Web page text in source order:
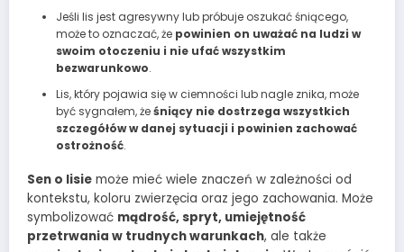
Jeśli lis jest agresywny lub próbuje oszukać śniącego,
może to oznaczać, że powinien on uważać na ludzi w
swoim otoczeniu i nie ufać wszystkim
bezwarunkowo.
Lis, który pojawia się w ciemności lub nagle znika, może
być sygnałem, żeśniący nie dostrzega wszystkich
szczegółów w danej sytuacji i powinien zachować
ostrożność.
Sen o lisie może mieć wiele znaczeń w zależności od
kontekstu, koloru zwierzęcia oraz jego zachowania. Może
symbolizować mądrość, spryt, umiejętność
przetrwania w trudnych warunkach, ale także